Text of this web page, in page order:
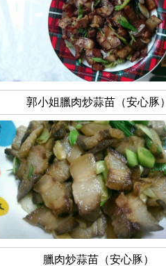
郭小姐臘肉炒蒜苗（安心豚）
臘肉炒蒜苗（安心豚）